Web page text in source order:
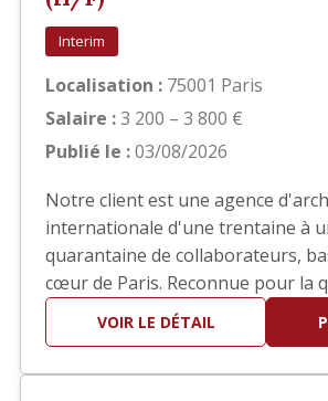
Interim
Localisation : 75001 Paris
Salaire :3 200 – 3 800 €
Publié le :03/08/2026
Notre client est une agence
internationale d'une trentaine à
quarantaine de collaborateurs,
cœur de Paris. Reconnue pour la
réalisations, elle développe des
d'architecture haut de gamme en
VOIR LE DÉTAIL